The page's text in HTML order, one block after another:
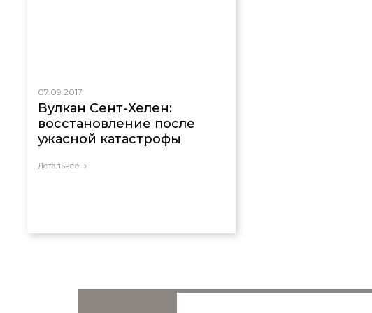
07.09.2017
Вулкан Сент-Хелен:
восстановление после
ужасной катастрофы
Детальнее